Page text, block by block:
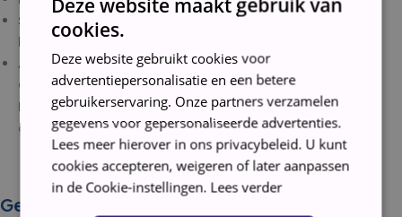
Speciale lade
om groenten en fruit georganiseerd te
houden
Afmetingen (cm) – H177.5 x B54 x D54.5
Garantie: 6 Maanden
B-keus: 14 dagen retour, deukje/krasje , kan
gebruikerssporen bevatten
Gerelateerde producten
cookies.
Deze website gebruikt cookies voor
advertentiepersonalisatie en een betere
gebruikerservaring. Onze partners verzamelen
gegevens voor gepersonaliseerde advertenties.
Lees meer hierover in ons privacybeleid. U kunt
cookies accepteren, weigeren of later aanpassen
in de Cookie-instellingen. Lees verder